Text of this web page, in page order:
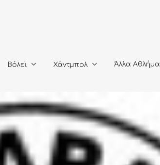
Βόλεϊ Χάντμπολ Άλλα